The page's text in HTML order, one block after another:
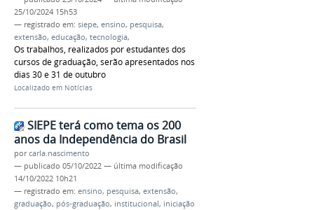
25/10/2024 15h53
— registrado em: siepe, ensino, pesquisa,
extensão, educação, tecnologia,
Os trabalhos, realizados por estudantes dos
cursos de graduação, serão apresentados nos
dias 30 e 31 de outubro
Localizado em Notícias
SIEPE terá como tema os 200
anos da Independência do Brasil
porcarla.nascimento
— publicado 05/10/2022 — última modificação
14/10/2022 10h21
— registrado em: ensino, pesquisa, extensão,
graduação, pós-graduação, institucional, iniciação